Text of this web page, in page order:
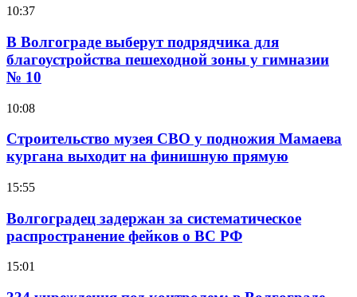
10:37
В Волгограде выберут подрядчика для
благоустройства пешеходной зоны у гимназии
№ 10
10:08
Строительство музея СВО у подножия Мамаева
кургана выходит на финишную прямую
15:55
Волгоградец задержан за систематическое
распространение фейков о ВС РФ
15:01